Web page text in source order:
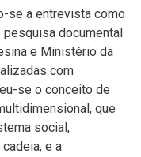
se a entrevista como
documental
e Ministério da
com
se o conceito de
que
social,
e a